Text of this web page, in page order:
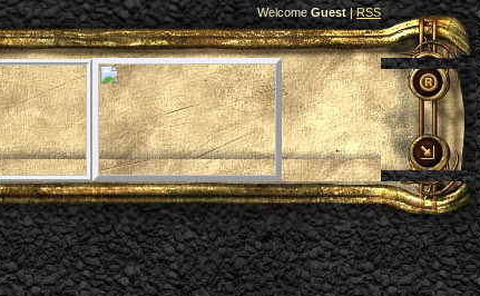
Welcome Guest|RSS